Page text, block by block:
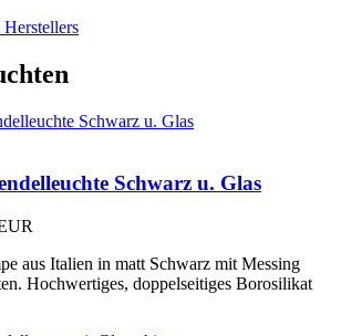
Schwarz u. Glas
aus Italien in matt Schwarz mit Messing
Hochwertiges, doppelseitiges Borosilikat